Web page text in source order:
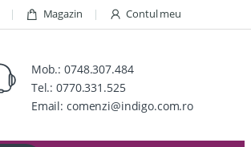
Magazin Contul meu
Mob.:0748.307.484
Tel.:0770.331.525
Email: comenzi@indigo.com.ro